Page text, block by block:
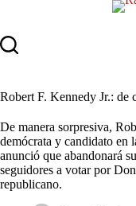
contenido
Robert F. Kennedy Jr.: de
De manera sorpresiva,
demócrata y candidato en
anunció que abandonará
seguidores a votar por
republicano.